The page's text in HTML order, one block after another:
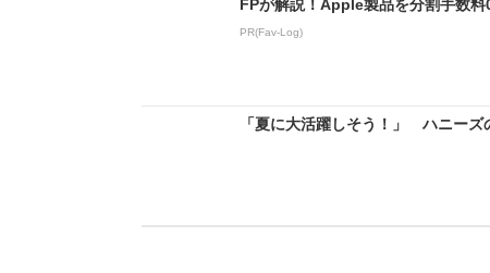
FPが解説！Apple製品を分割手数料
PR(Fav-Log)
「夏に大活躍しそう！」 ハニー